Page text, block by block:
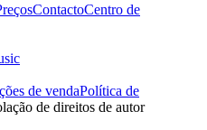
ContactoCentro de
de vendaPolítica de
de direitos de autor